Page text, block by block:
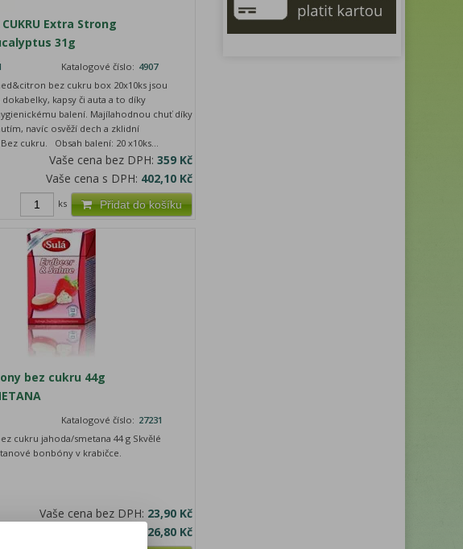
CUKRU Extra Strong
31g
Katalogové číslo: 4907
bez cukru box 20x10ks jsou
kapsy či auta a to díky
balení. Majílahodnou chuť díky
navíc osvěží dech a zklidní
cukru. Obsah balení: 20 x10ks...
Vaše cena bez DPH: 359 Kč
Vaše cena s DPH: 402,10 Kč
Přidat do košíku
ks
bez cukru 44g
Katalogové číslo: 27231
cukru jahoda/smetana 44 g Skvělé
bonbóny v krabičce.
Vaše cena bez DPH: 23,90 Kč
26,80 Kč